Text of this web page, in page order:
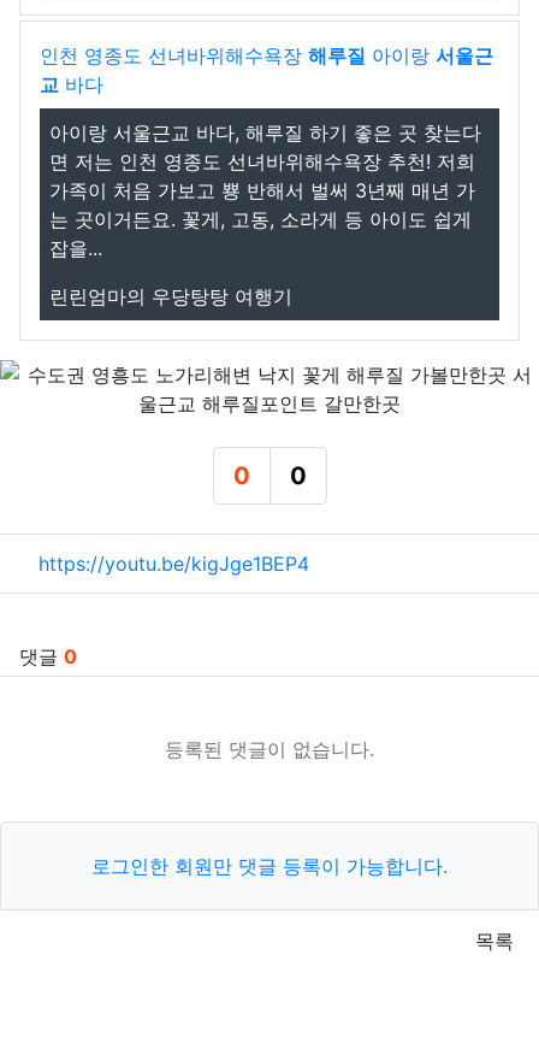
인천 영종도 선녀바위해수욕장 해루질 아이랑 서울근
교 바다
아이랑 서울근교 바다, 해루질 하기 좋은 곳 찾는다
면 저는 인천 영종도 선녀바위해수욕장 추천! 저희
가족이 처음 가보고 뿅 반해서 벌써 3년째 매년 가
는 곳이거든요. 꽃게, 고동, 소라게 등 아이도 쉽게
잡을...
린린엄마의 우당탕탕 여행기
0
추천
0
비추천
관련자료
https://youtu.be/kigJge1BEP4
댓글 0
등록된 댓글이 없습니다.
로그인한 회원만 댓글 등록이 가능합니다.
목록